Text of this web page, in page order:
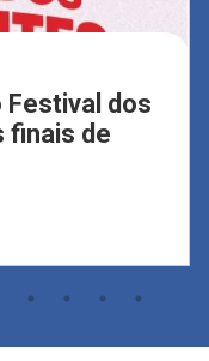
Festival dos
finais de